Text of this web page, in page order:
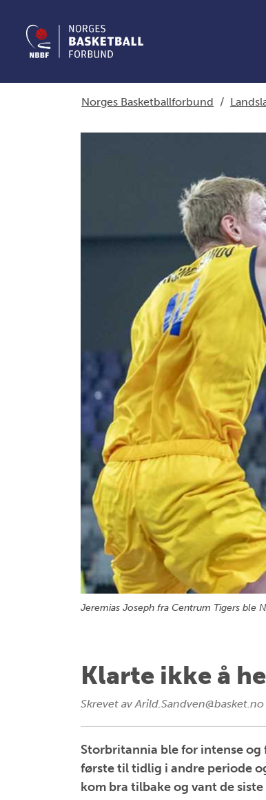
Norges Basketballforbund /
Jeremias Joseph fra Centrum Tigers ble
Klarte ikke å
Skrevet av Arild.Sandven@basket.no
Storbritannia ble for intense og
første til tidlig i andre periode
kom bra tilbake og vant de